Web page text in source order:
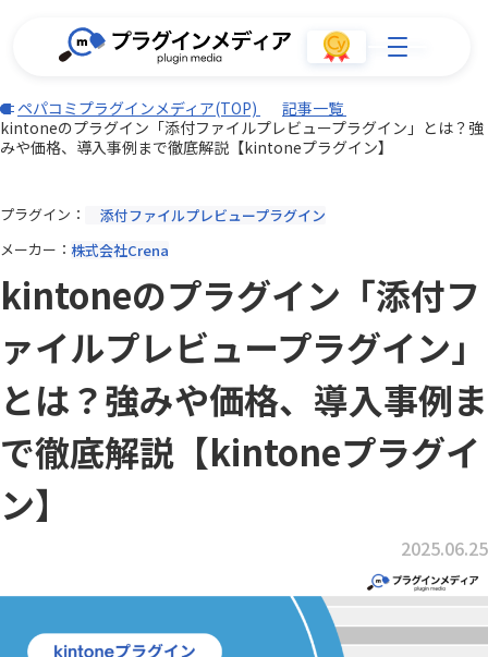
ペパコミプラグインメディア(TOP)
記事一覧
kintoneのプラグイン「添付ファイルプレビュープラグイン」とは？強
みや価格、導入事例まで徹底解説【kintoneプラグイン】
プラグイン
添付ファイルプレビュープラグイン
メーカー
株式会社Crena
kintoneのプラグイン「添付フ
ァイルプレビュープラグイン」
とは？強みや価格、導入事例ま
で徹底解説【kintoneプラグイ
ン】
2025.06.25